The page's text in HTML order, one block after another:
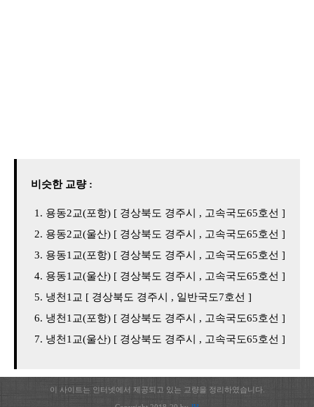
비슷한 교량 :
용동2교(포항) [ 경상북도 경주시 , 고속국도65호선 ]
용동2교(울산) [ 경상북도 경주시 , 고속국도65호선 ]
용동1교(포항) [ 경상북도 경주시 , 고속국도65호선 ]
용동1교(울산) [ 경상북도 경주시 , 고속국도65호선 ]
냉천1교 [ 경상북도 경주시 , 일반국도7호선 ]
냉천1교(포항) [ 경상북도 경주시 , 고속국도65호선 ]
냉천1교(울산) [ 경상북도 경주시 , 고속국도65호선 ]
이 사이트는 인터넷에서 제공되고 있는 교량을 정리하였습니다.